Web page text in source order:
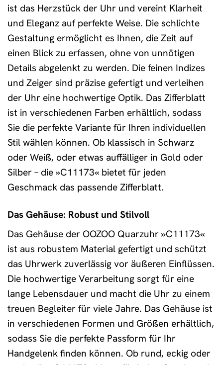
ist das Herzstück der Uhr und vereint Klarheit
und Eleganz auf perfekte Weise. Die schlichte
Gestaltung ermöglicht es Ihnen, die Zeit auf
einen Blick zu erfassen, ohne von unnötigen
Details abgelenkt zu werden. Die feinen Indizes
und Zeiger sind präzise gefertigt und verleihen
der Uhr eine hochwertige Optik. Das Zifferblatt
ist in verschiedenen Farben erhältlich, sodass
Sie die perfekte Variante für Ihren individuellen
Stil wählen können. Ob klassisch in Schwarz
oder Weiß, oder etwas auffälliger in Gold oder
Silber – die »C11173« bietet für jeden
Geschmack das passende Zifferblatt.
Das Gehäuse: Robust und Stilvoll
Das Gehäuse der OOZOO Quarzuhr »C11173«
ist aus robustem Material gefertigt und schützt
das Uhrwerk zuverlässig vor äußeren Einflüssen.
Die hochwertige Verarbeitung sorgt für eine
lange Lebensdauer und macht die Uhr zu einem
treuen Begleiter für viele Jahre. Das Gehäuse ist
in verschiedenen Formen und Größen erhältlich,
sodass Sie die perfekte Passform für Ihr
Handgelenk finden können. Ob rund, eckig oder